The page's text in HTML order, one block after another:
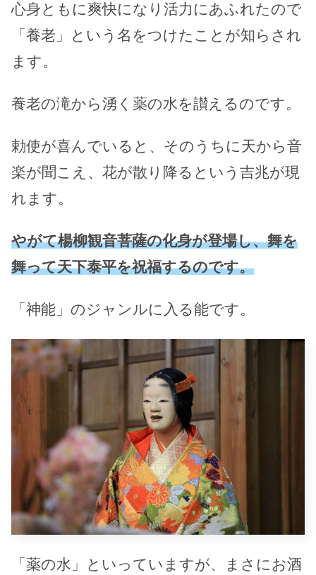
心身ともに爽快になり活力にあふれたので
「養老」という名をつけたことが知らされ
ます。
養老の滝から湧く薬の水を讃えるのです。
勅使が喜んでいると、そのうちに天から音
楽が聞こえ、花が散り降るという吉兆が現
れます。
やがて楊柳観音菩薩の化身が登場し、舞を
舞って天下泰平を祝福するのです。
「神能」のジャンルに入る能です。
「薬の水」といっていますが、まさにお酒